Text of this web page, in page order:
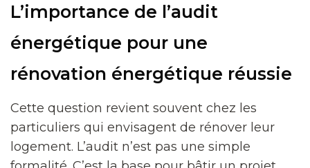
L’importance de l’audit
énergétique pour une
rénovation énergétique réussie
Cette question revient souvent chez les
particuliers qui envisagent de rénover leur
logement. L’audit n’est pas une simple